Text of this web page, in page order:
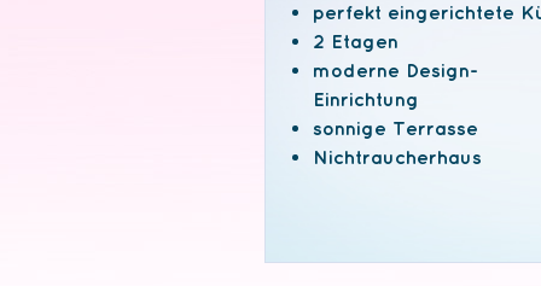
perfekt eingerichtete
2 Etagen
moderne Design-
Einrichtung
sonnige Terrasse
Nichtraucherhaus